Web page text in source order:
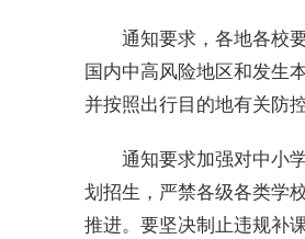
通知要求，各地各校
国内中高风险地区和发生
并按照出行目的地有关防
通知要求加强对中小
划招生，严禁各级各类学
推进。要坚决制止违规补